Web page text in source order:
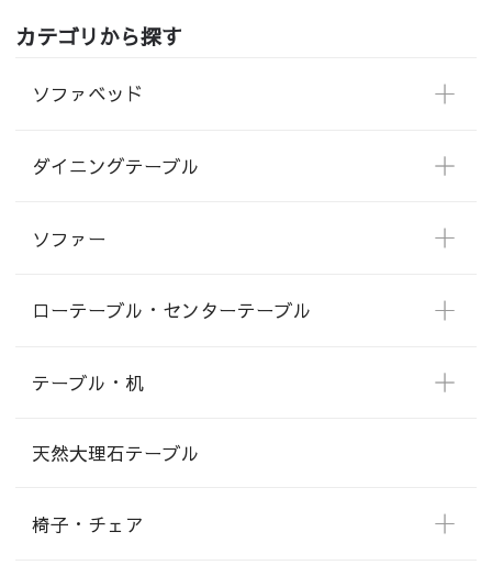
カテゴリから探す
ソファベッド
ダイニングテーブル
ソファー
ローテーブル・センターテーブル
テーブル・机
天然大理石テーブル
椅子・チェア